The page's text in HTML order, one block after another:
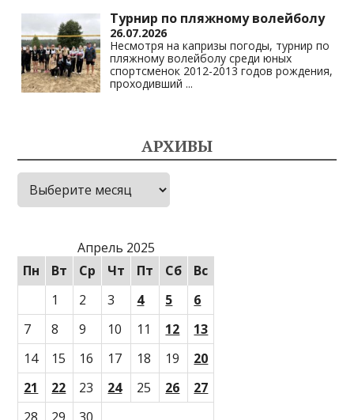
Турнир по пляжному волейболу
26.07.2026
Несмотря на капризы погоды, турнир по
пляжному волейболу среди юных
спортсменок 2012-2013 годов рождения,
проходивший ...
АРХИВЫ
Архивы
Апрель 2025
Пн
Вт Ср Чт Пт Сб
Вс
1
2 3 4 5
6
7
8 9 10 11 12
13
14
15 16 17 18 19
20
21
22 23 24 25 26
27